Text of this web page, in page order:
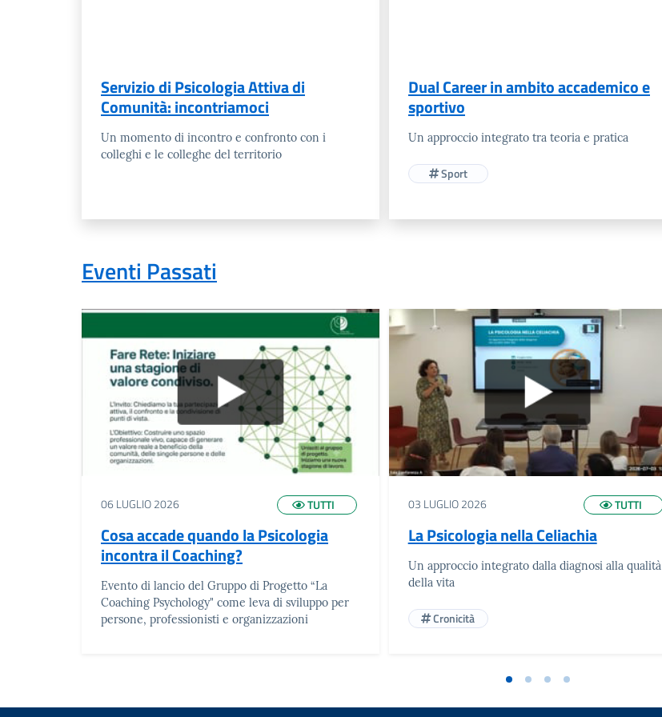
Servizio di Psicologia Attiva di
Comunità: incontriamoci
Un momento di incontro e confronto con i
colleghi e le colleghe del territorio
Dual Career in ambito accademico e
sportivo
Un approccio integrato tra teoria e pratica
Sport
Eventi Passati
TUTTI
06 LUGLIO 2026
Cosa accade quando la Psicologia
incontra il Coaching?
Evento di lancio del Gruppo di Progetto “La
Coaching Psychology" come leva di sviluppo per
persone, professionisti e organizzazioni
TUTTI
03 LUGLIO 2026
La Psicologia nella Celiachia
Un approccio integrato dalla diagnosi alla qualità
della vita
Cronicità